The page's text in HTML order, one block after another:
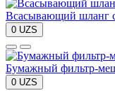
Всасывающий шланг
0 UZS
Бумажный фильтр-
0 UZS